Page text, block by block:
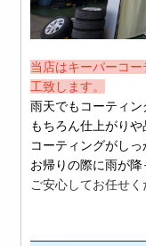
当店はキーパーコ
工致します。
雨天でもコーティン
もちろん仕上がりや
コーティングがしっ
お帰りの際に雨が降
ご安心してお任せく